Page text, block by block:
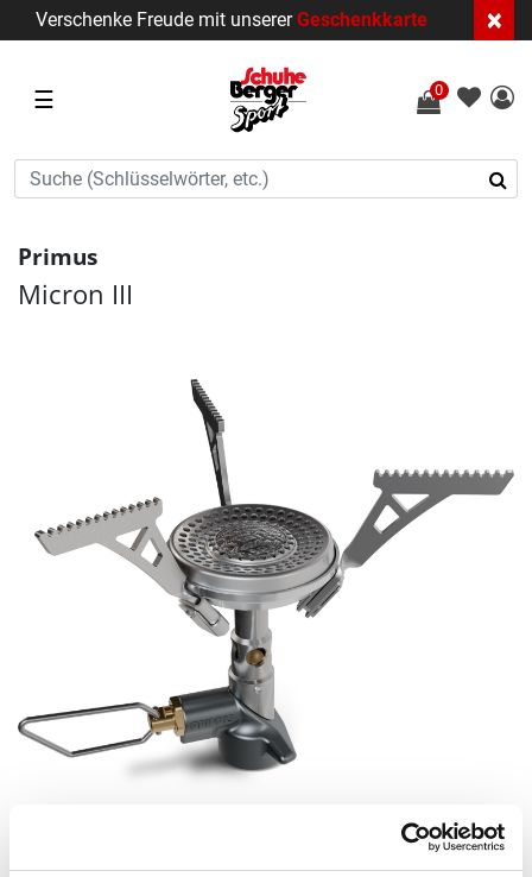
Verschenke Freude mit unsererGeschenkkarte ×
☰ 0
Primus
Micron III